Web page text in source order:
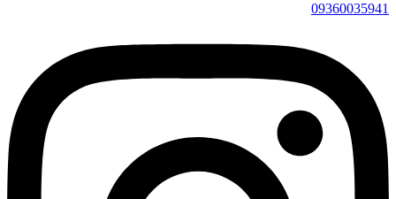
09360035941